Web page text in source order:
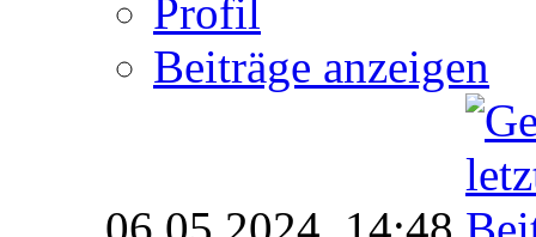
Profil
Beiträge anzeigen